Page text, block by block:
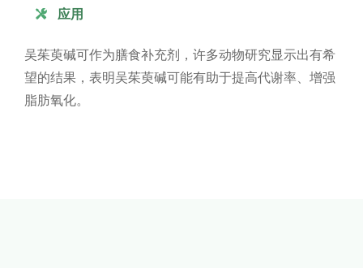
 应用
吴茱萸碱可作为膳食补充剂，许多动物研究显示出有希
望的结果，表明吴茱萸碱可能有助于提高代谢率、增强
脂肪氧化。